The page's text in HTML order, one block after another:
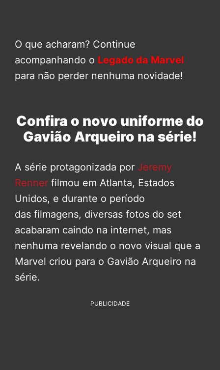
O que acharam? Continue
acompanhando o Legado da Marvel
para não perder nenhuma novidade!
Confira o novo uniforme do
Gavião Arqueiro na série!
A série protagonizada por Jeremy
Renner filmou em Atlanta, Estados
Unidos, e durante o período
das filmagens, diversas fotos do set
acabaram caindo na internet, mas
nenhuma revelando o novo visual que a
Marvel criou para o Gavião Arqueiro na
série.
PUBLICIDADE